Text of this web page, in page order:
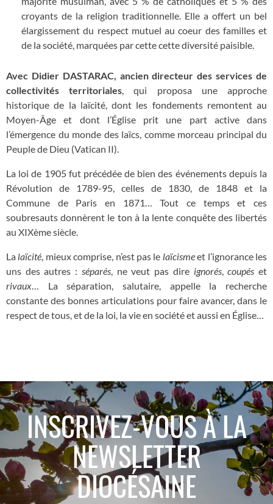
croyants de la religion traditionnelle. Elle a offert un bel
élargissement du respect mutuel au coeur des familles et
de la société, marquées par cette cette diversité paisible.
Avec Didier DASTARAC, ancien directeur des services de
collectivités territoriales, qui proposa une approche
historique de la laïcité, dont les fondements remontent au
Moyen-Âge et dont l’Église prit une part active dans
l’émergence du monde des laïcs, comme morceau principal du
Peuple de Dieu (Vatican II).
La loi de 1905 fut précédée de bien des événements depuis la
Révolution de 1789-95, celles de 1830, de 1848 et la
Commune de Paris en 1871… Tout ce temps et ces
soubresauts donnèrent le ton à la lente conquête des libertés
au XIXème siècle.
La laïcité, mieux comprise, n’est pas le laïcismeet l’ignorance les
uns des autres : séparés, ne veut pas dire ignorés,coupés et
rivaux… La séparation, salutaire, appelle la recherche
constante des bonnes articulations pour faire avancer, dans le
respect de tous, et de la loi, la vie en société et aussi en Église…
INSCRIVEZ-VOUS À LA
NEWSLETTER
DIOCÉSAINE